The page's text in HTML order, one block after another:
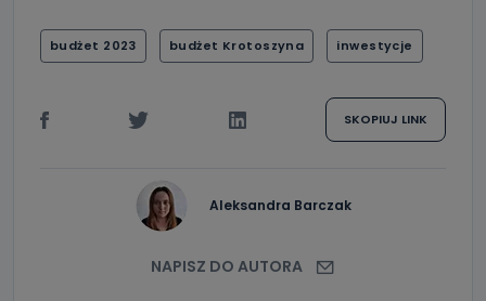
budżet 2023 budżet Krotoszyna inwestycje
SKOPIUJ LINK
Aleksandra Barczak
NAPISZ DO AUTORA